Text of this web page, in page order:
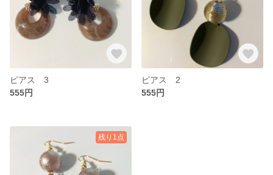
ピアス 3
555円
ピアス 2
555円
残り1点